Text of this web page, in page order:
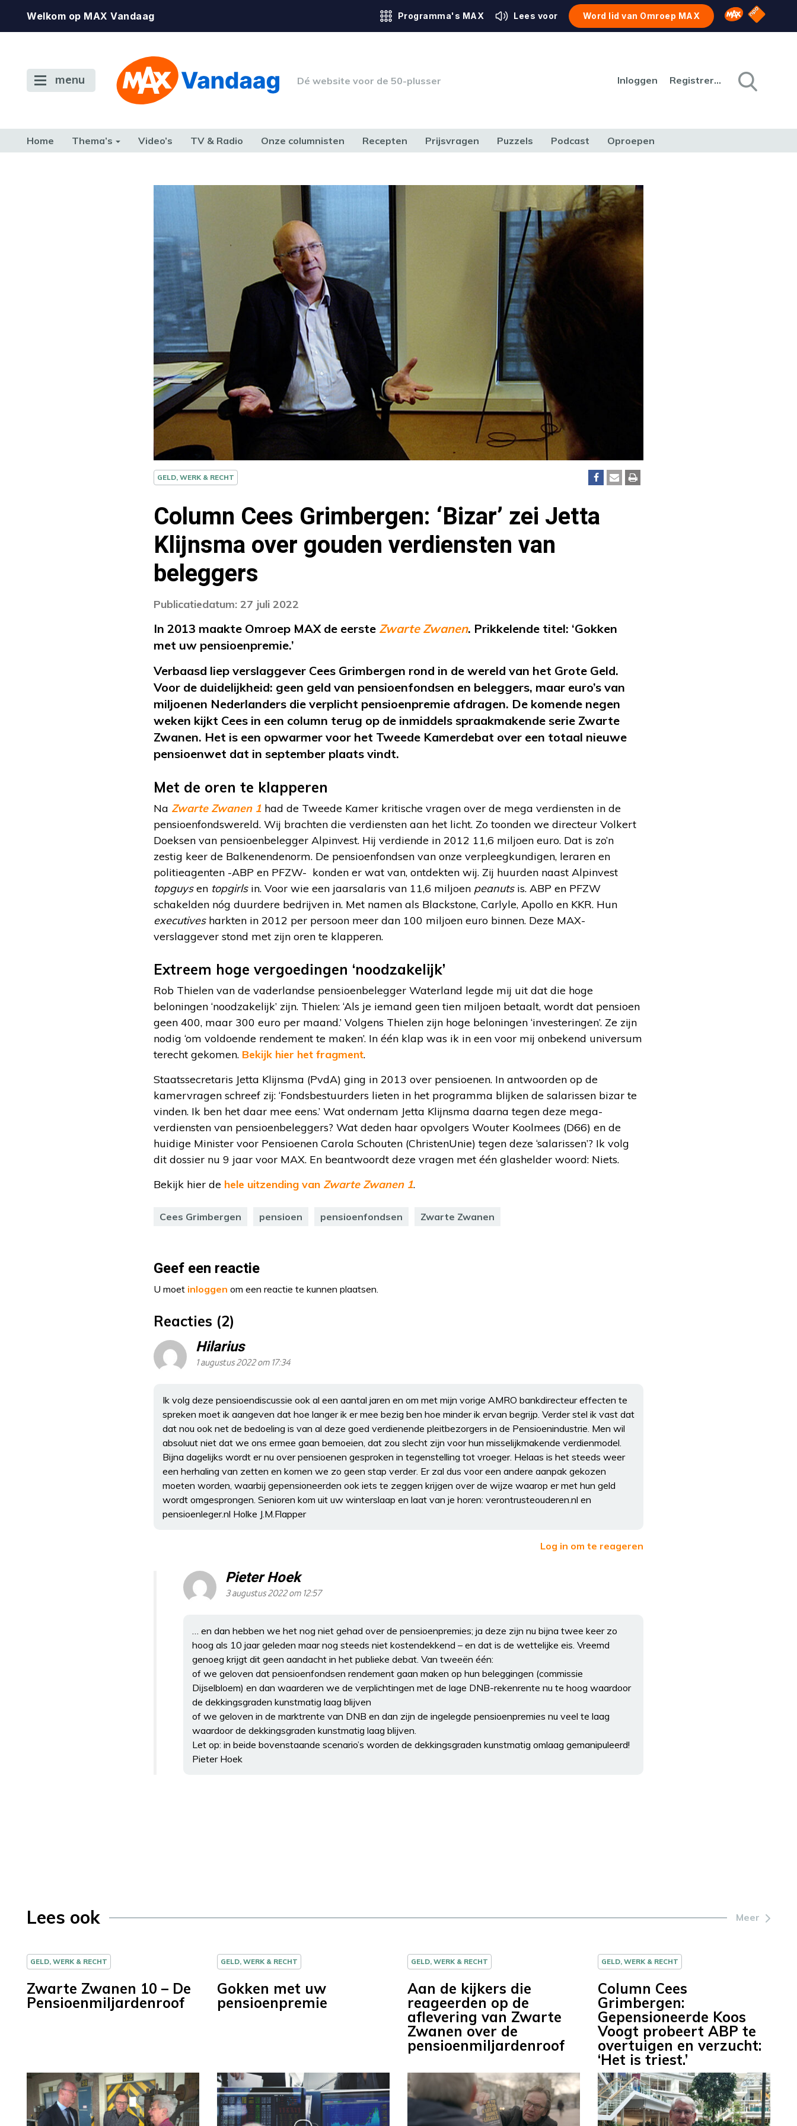
Welkom op MAX Vandaag Programma's MAX Lees voor Word lid van Omroep MAX Omroep MAX
NPO
menu Dé website voor de 50-plusser Inloggen Registreren
Home Thema’s Video’s TV & Radio Onze columnisten Recepten Prijsvragen Puzzels Podcast Oproepen
GELD, WERK & RECHT
Column Cees Grimbergen: ‘Bizar’ zei Jetta
Klijnsma over gouden verdiensten van
beleggers
Publicatiedatum: 27 juli 2022
In 2013 maakte Omroep MAX de eerste Zwarte Zwanen. Prikkelende titel: ‘Gokken
met uw pensioenpremie.’
Verbaasd liep verslaggever Cees Grimbergen rond in de wereld van het Grote Geld.
Voor de duidelijkheid: geen geld van pensioenfondsen en beleggers, maar euro’s van
miljoenen Nederlanders die verplicht pensioenpremie afdragen. De komende negen
weken kijkt Cees in een column terug op de inmiddels spraakmakende serie Zwarte
Zwanen. Het is een opwarmer voor het Tweede Kamerdebat over een totaal nieuwe
pensioenwet dat in september plaats vindt.
Met de oren te klapperen
Na Zwarte Zwanen 1 had de Tweede Kamer kritische vragen over de mega verdiensten in de
pensioenfondswereld. Wij brachten die verdiensten aan het licht. Zo toonden we directeur Volkert
Doeksen van pensioenbelegger Alpinvest. Hij verdiende in 2012 11,6 miljoen euro. Dat is zo’n
zestig keer de Balkenendenorm. De pensioenfondsen van onze verpleegkundigen, leraren en
politieagenten -ABP en PFZW- konden er wat van, ontdekten wij. Zij huurden naast Alpinvest
topguysen topgirls in. Voor wie een jaarsalaris van 11,6 miljoen peanuts is. ABP en PFZW
schakelden nóg duurdere bedrijven in. Met namen als Blackstone, Carlyle, Apollo en KKR. Hun
executivesharkten in 2012 per persoon meer dan 100 miljoen euro binnen. Deze MAX-
verslaggever stond met zijn oren te klapperen.
Extreem hoge vergoedingen ‘noodzakelijk’
Rob Thielen van de vaderlandse pensioenbelegger Waterland legde mij uit dat die hoge
beloningen ‘noodzakelijk’ zijn. Thielen: ‘Als je iemand geen tien miljoen betaalt, wordt dat pensioen
geen 400, maar 300 euro per maand.’ Volgens Thielen zijn hoge beloningen ‘investeringen’. Ze zijn
nodig ‘om voldoende rendement te maken’. In één klap was ik in een voor mij onbekend universum
terecht gekomen. Bekijk hier het fragment.
Staatssecretaris Jetta Klijnsma (PvdA) ging in 2013 over pensioenen. In antwoorden op de
kamervragen schreef zij: ‘Fondsbestuurders lieten in het programma blijken de salarissen bizar te
vinden. Ik ben het daar mee eens.’ Wat ondernam Jetta Klijnsma daarna tegen deze mega-
verdiensten van pensioenbeleggers? Wat deden haar opvolgers Wouter Koolmees (D66) en de
huidige Minister voor Pensioenen Carola Schouten (ChristenUnie) tegen deze ‘salarissen’? Ik volg
dit dossier nu 9 jaar voor MAX. En beantwoordt deze vragen met één glashelder woord: Niets.
Bekijk hier de hele uitzending van Zwarte Zwanen 1.
Cees Grimbergen pensioen pensioenfondsen Zwarte Zwanen
Geef een reactie
U moet inloggen om een reactie te kunnen plaatsen.
Reacties (2)
Hilarius
1 augustus 2022 om 17:34
Ik volg deze pensioendiscussie ook al een aantal jaren en om met mijn vorige AMRO bankdirecteur effecten te
spreken moet ik aangeven dat hoe langer ik er mee bezig ben hoe minder ik ervan begrijp. Verder stel ik vast dat
dat nou ook net de bedoeling is van al deze goed verdienende pleitbezorgers in de Pensioenindustrie. Men wil
absoluut niet dat we ons ermee gaan bemoeien, dat zou slecht zijn voor hun misselijkmakende verdienmodel.
Bijna dagelijks wordt er nu over pensioenen gesproken in tegenstelling tot vroeger. Helaas is het steeds weer
een herhaling van zetten en komen we zo geen stap verder. Er zal dus voor een andere aanpak gekozen
moeten worden, waarbij gepensioneerden ook iets te zeggen krijgen over de wijze waarop er met hun geld
wordt omgesprongen. Senioren kom uit uw winterslaap en laat van je horen: verontrusteouderen.nl en
pensioenleger.nl Holke J.M.Flapper
Log in om te reageren
Pieter Hoek
3 augustus 2022 om 12:57
… en dan hebben we het nog niet gehad over de pensioenpremies; ja deze zijn nu bijna twee keer zo
hoog als 10 jaar geleden maar nog steeds niet kostendekkend – en dat is de wettelijke eis. Vreemd
genoeg krijgt dit geen aandacht in het publieke debat. Van tweeën één:
of we geloven dat pensioenfondsen rendement gaan maken op hun beleggingen (commissie
Dijselbloem) en dan waarderen we de verplichtingen met de lage DNB-rekenrente nu te hoog waardoor
de dekkingsgraden kunstmatig laag blijven
of we geloven in de marktrente van DNB en dan zijn de ingelegde pensioenpremies nu veel te laag
waardoor de dekkingsgraden kunstmatig laag blijven.
Let op: in beide bovenstaande scenario’s worden de dekkingsgraden kunstmatig omlaag gemanipuleerd!
Pieter Hoek
Lees ook Meer
GELD, WERK & RECHT
Zwarte Zwanen 10 – De
Pensioenmiljardenroof
GELD, WERK & RECHT
Gokken met uw
pensioenpremie
GELD, WERK & RECHT
Aan de kijkers die
reageerden op de
aflevering van Zwarte
Zwanen over de
pensioenmiljardenroof
GELD, WERK & RECHT
Column Cees
Grimbergen:
Gepensioneerde Koos
Voogt probeert ABP te
overtuigen en verzucht:
‘Het is triest.’